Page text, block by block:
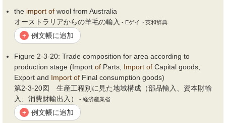
the import of wool from Australia
オーストラリアからの羊毛の輸入 - Eゲイト英和辞典
+ 例文帳に追加
Figure 2-3-20: Trade composition for area according to
production stage (Import of Parts, Import of Capital goods,
Export and Import of Final consumption goods)
第2-3-20図 生産工程別に見た地域構成（部品輸入、資本財輸
入、消費財輸出入）
- 経済産業省
+ 例文帳に追加